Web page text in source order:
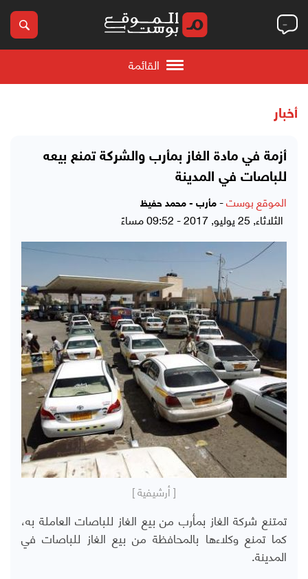
القائمة
أخبار
أزمة في مادة الغاز بمأرب والشركة تمنع بيعه
للباصات في المدينة
الموقع بوست- مأرب - محمد حفيظ
الثلاثاء, 25 يوليو, 2017 - 09:52 مساءً
[ أرشيفية ]
تمتنع شركة الغاز بمأرب من بيع الغاز للباصات العاملة به،
كما تمنع وكلاءها بالمحافظة من بيع الغاز للباصات في
المدينة.